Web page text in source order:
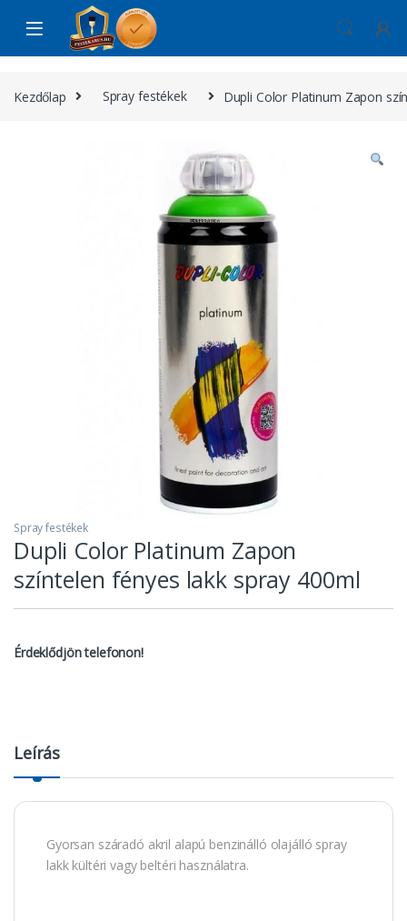
Skip to navigation
Skip to content
Kezdőlap Spray festékek Dupli Color Platinum Zapon
Spray festékek
Dupli Color Platinum Zapon
színtelen fényes lakk spray 400ml
Érdeklődjön telefonon!
Leírás
Gyorsan száradó akril alapú benzinálló olajálló spray
lakk kültéri vagy beltéri használatra.